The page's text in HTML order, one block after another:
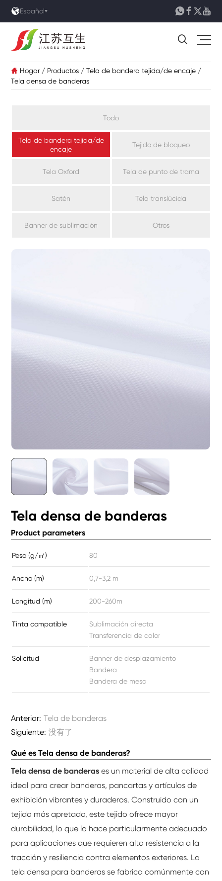
Español   

 Hogar / Productos / Tela de bandera tejida/de encaje /
Tela densa de banderas
Todo
Tela de bandera tejida/de
encaje
Tejido de bloqueo
Tela Oxford Tela de punto de trama
Satén Tela translúcida
Banner de sublimación Otros
Tela densa de banderas
Product parameters
Peso (g/㎡) 80
Ancho (m) 0,7-3,2 m
Longitud (m) 200-260m
Tinta compatible
Sublimación directa
Transferencia de calor
Solicitud
Banner de desplazamiento
Bandera
Bandera de mesa
Anterior: Tela de banderas
Siguiente: 没有了
Qué es Tela densa de banderas?
Tela densa de banderas es un material de alta calidad
ideal para crear banderas, pancartas y artículos de
exhibición vibrantes y duraderos. Construido con un
tejido más apretado, este tejido ofrece mayor
durabilidad, lo que lo hace particularmente adecuado
para aplicaciones que requieren alta resistencia a la
tracción y resiliencia contra elementos exteriores. La
tela densa para banderas se fabrica comúnmente con